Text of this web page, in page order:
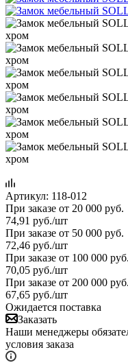
Артикул: 118-012
При заказе от 20 000 руб.
74,91 руб./шт
При заказе от 50 000 руб.
72,46 руб./шт
При заказе от 100 000 руб.
70,05 руб./шт
При заказе от 200 000 руб.
67,65 руб./шт
Ожидается поставка
Заказать
Наши менеджеры
условия заказа